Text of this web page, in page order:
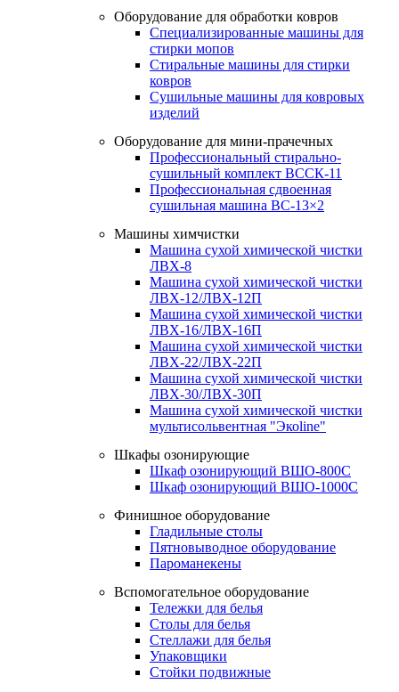
Оборудование для обработки ковров
Специализированные машины для
стирки мопов
Стиральные машины для стирки
ковров
Сушильные машины для ковровых
изделий
Оборудование для мини-прачечных
Профессиональный стирально-
сушильный комплект ВССК-11
Профессиональная сдвоенная
сушильная машина ВС-13×2
Машины химчистки
Машина сухой химической чистки
ЛВХ-8
Машина сухой химической чистки
ЛВХ-12/ЛВХ-12П
Машина сухой химической чистки
ЛВХ-16/ЛВХ-16П
Машина сухой химической чистки
ЛВХ-22/ЛВХ-22П
Машина сухой химической чистки
ЛВХ-30/ЛВХ-30П
Машина сухой химической чистки
мультисольвентная "Экоline"
Шкафы озонирующие
Шкаф озонирующий ВШО-800С
Шкаф озонирующий ВШО-1000С
Финишное оборудование
Гладильные столы
Пятновыводное оборудование
Пароманекены
Вспомогательное оборудование
Тележки для белья
Столы для белья
Стеллажи для белья
Упаковщики
Стойки подвижные